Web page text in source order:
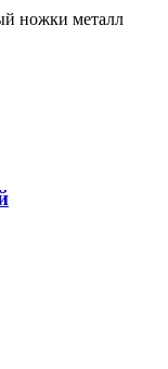
ножки металл